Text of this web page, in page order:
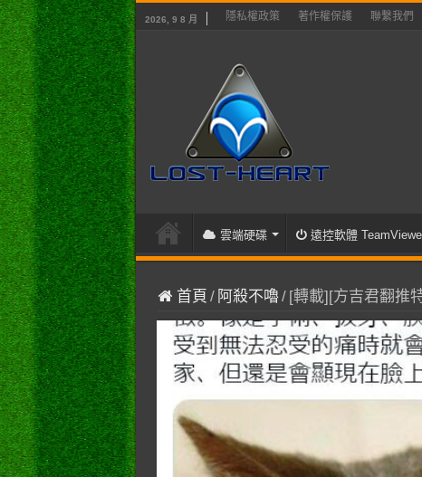
2026, 9 8 月 隱私權政策 著作權保護 聯繫我們
雲端硬碟 遠控軟體
首頁 / 阿殺不嚕/ [轉載][方吉君翻推